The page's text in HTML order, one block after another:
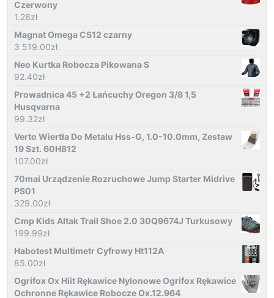
Czerwony
1.28zł
Magnat Omega CS12 czarny
3 519.00zł
Neo Kurtka Robocza Pikowana S
92.40zł
Prowadnica 45 +2 Łańcuchy Oregon 3/8 1,5
Husqvarna
99.32zł
Verto Wiertła Do Metalu Hss-G, 1.0-10.0mm, Zestaw
19 Szt. 60H812
107.00zł
70mai Urządzenie Rozruchowe Jump Starter Midrive
PS01
329.00zł
Cmp Kids Altak Trail Shoe 2.0 30Q9674J Turkusowy
199.99zł
Habotest Multimetr Cyfrowy Ht112A
85.00zł
Ogrifox Ox Hiit Rękawice Nylonowe Ogrifox Rękawice
Ochronne Rękawice Robocze Ox.12.964